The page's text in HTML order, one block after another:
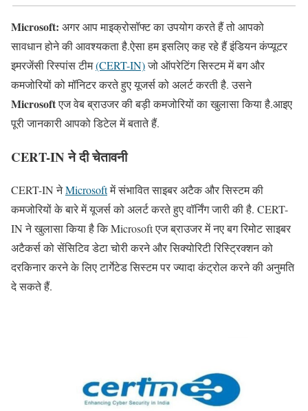
Microsoft: अगर आप माइक्रोसॉफ्ट का उपयोग करते हैं तो आपको
सावधान होने की आवश्यकता है.ऐसा हम इसलिए कह रहे हैं इंडियन कंप्यूटर
इमरजेंसी रिस्पांस टीम(CERT-IN)जो ऑपरेटिंग सिस्टम में बग और
कमजोरियों को मॉनिटर करते हुए यूजर्स को अलर्ट करती है. उसने
Microsoftएज वेब ब्राउजर की बड़ी कमजोरियों का खुलासा किया है.आइए
पूरी जानकारी आपको डिटेल में बताते हैं.
CERT-IN ने दी चेतावनी
CERT-IN नेMicrosoftमें संभावित साइबर अटैक और सिस्टम की
कमजोरियों के बारे में यूजर्स को अलर्ट करते हुए वॉर्निंग जारी की है. CERT-
IN ने खुलासा किया है कि Microsoft एज ब्राउजर में नए बग रिमोट साइबर
अटैकर्स को सेंसिटिव डेटा चोरी करने और सिक्योरिटी रिस्ट्रिक्शन को
दरकिनार करने के लिए टार्गेटेड सिस्टम पर ज्यादा कंट्रोल करने की अनुमति
दे सकते हैं.